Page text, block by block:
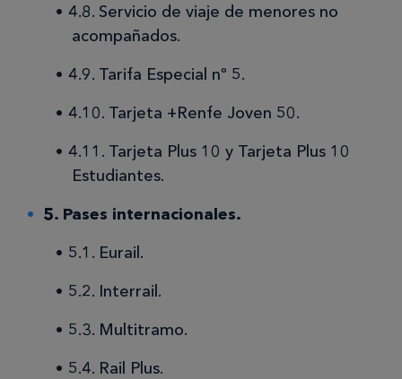
4.8. Servicio de viaje de menores no
acompañados.
4.9. Tarifa Especial nº 5.
4.10. Tarjeta +Renfe Joven 50.
4.11. Tarjeta Plus 10 y Tarjeta Plus 10
Estudiantes.
5. Pases internacionales.
5.1. Eurail.
5.2. Interrail.
5.3. Multitramo.
5.4. Rail Plus.